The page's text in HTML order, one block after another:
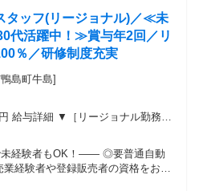
手当3万円込み（家賃6万円の物件
与について】をご確認ください。
タッフ(リージョナル)／≪未
代活躍中！≫賞与年2回／リ
％／研修制度充実
島町牛島]
給与詳細 ▼［リージョナル勤務］
～277,000円 【スキルアッ
ップを目指したい方向け 271,000円
外手当含む。実際の残業時間11
もOK！―― ◎要普通自動
経験者や登録販売者の資格をお持